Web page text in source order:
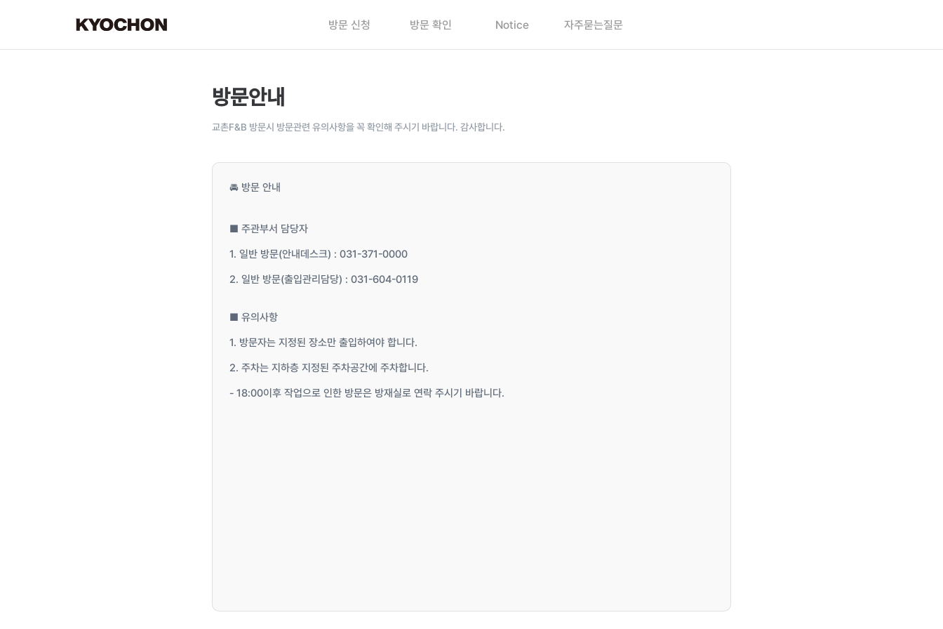
방문 신청 방문 확인 Notice 자주묻는질문
방문안내
교촌F&B 방문시 방문관련 유의사항을 꼭 확인해 주시기 바랍니다. 감사합니다.